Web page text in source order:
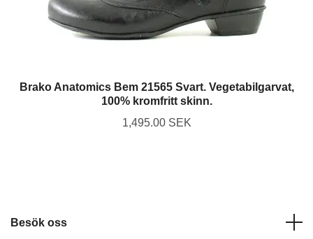
Brako Anatomics Bem 21565 Svart. Vegetabilgarvat,
100% kromfritt skinn.
1,495.00 SEK
Besök oss